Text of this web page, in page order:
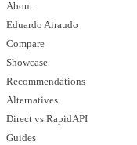
About
Eduardo Airaudo
Compare
Showcase
Recommendations
Alternatives
Direct vs RapidAPI
Guides